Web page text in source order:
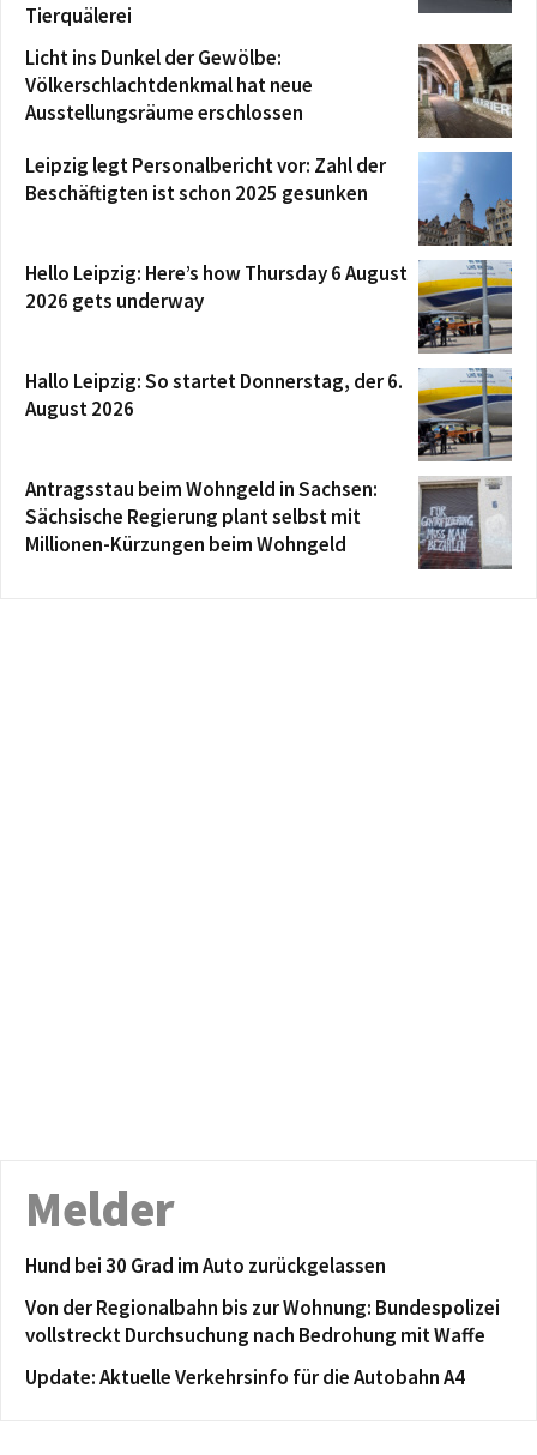
Tierquälerei
Licht ins Dunkel der Gewölbe:
Völkerschlachtdenkmal hat neue
Ausstellungsräume erschlossen
Leipzig legt Personalbericht vor: Zahl der
Beschäftigten ist schon 2025 gesunken
Hello Leipzig: Here’s how Thursday 6 August
2026 gets underway
Hallo Leipzig: So startet Donnerstag, der 6.
August 2026
Antragsstau beim Wohngeld in Sachsen:
Sächsische Regierung plant selbst mit
Millionen-Kürzungen beim Wohngeld
Melder
Hund bei 30 Grad im Auto zurückgelassen
Von der Regionalbahn bis zur Wohnung: Bundespolizei
vollstreckt Durchsuchung nach Bedrohung mit Waffe
Update: Aktuelle Verkehrsinfo für die Autobahn A4